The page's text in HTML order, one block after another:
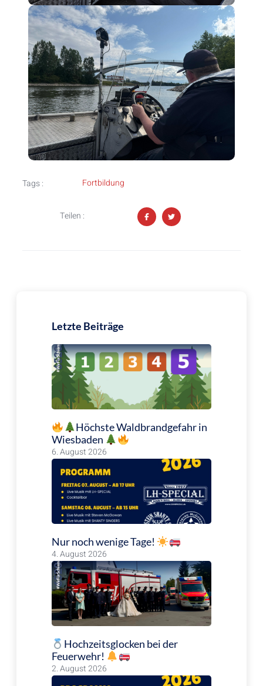
Tags : Fortbildung
Teilen :
Letzte Beiträge
Höchste Waldbrandgefahr in
Wiesbaden
6. August 2026
Nur noch wenige Tage!
4. August 2026
Hochzeitsglocken bei der
Feuerwehr!
2. August 2026